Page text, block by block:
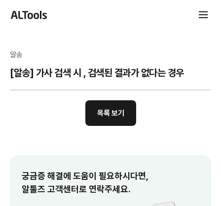
알송
[알송] 가사 검색 시 , 검색된 결과가 없다는 경우
목록 보기
궁금증 해결에 도움이 필요하시다면,
알툴즈 고객센터로 연락주세요.